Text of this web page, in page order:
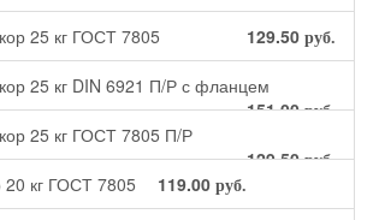
25 кг ГОСТ 7805 129.50 руб.
25 кг DIN 6921 П/Р с фланцем
151.00руб.
25 кг ГОСТ 7805 П/Р
129.50руб.
20 кг ГОСТ 7805 119.00 руб.